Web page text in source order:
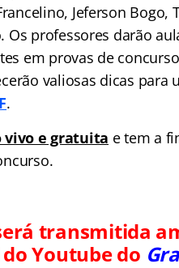
Jeferson Bogo,
Os professores darão
em provas de
valiosas dicas para
.
vivo e gratuita e tem a
transmitida
Youtube do